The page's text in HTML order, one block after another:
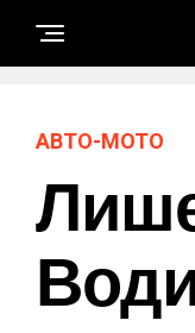
АВТО-МОТО